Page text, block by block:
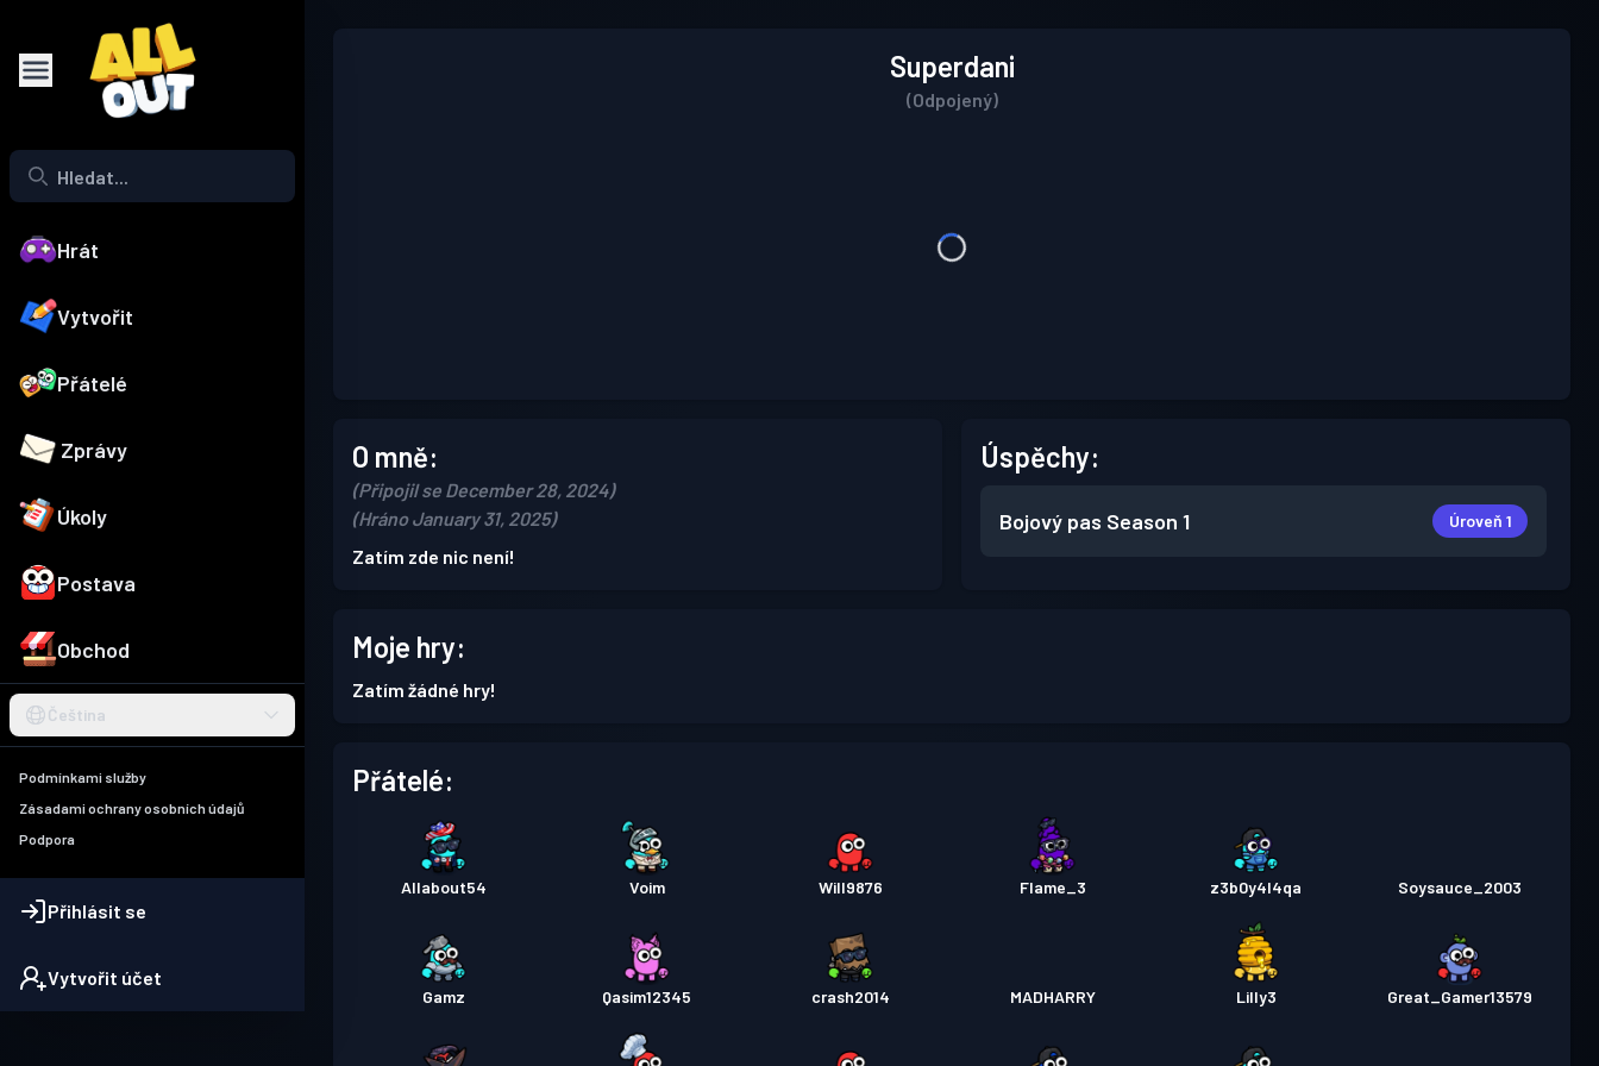
Hrát
Vytvořit
Přátelé
Zprávy
Úkoly
Postava
Obchod
Čeština
Podmínkami služby
Zásadami ochrany osobních údajů
Podpora
Přihlásit se
Vytvořit účet
Superdani
(Odpojený)
O mně:
(Připojil se December 28, 2024)
(Hráno January 31, 2025)
Zatím zde nic není!
Úspěchy:
Bojový pas Season 1 Úroveň 1
Moje hry:
Zatím žádné hry!
Přátelé:
Allabout54 Voim Will9876 Flame_3 z3b0y4l4qa Soysauce_2003
Gamz Qasim12345 crash2014 MADHARRY Lilly3 Great_Gamer13579